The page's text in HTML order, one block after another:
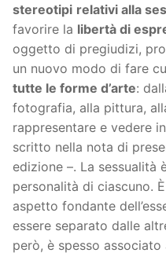
stereotipi relativi alla
favorire la libertà di
oggetto di pregiudizi,
un nuovo modo di fare
tutte le forme d’arte:
fotografia, alla pittura,
rappresentare e vedere
scritto nella nota di
edizione –. La sessualità
personalità di ciascuno.
aspetto fondante
essere separato dalle
però, è spesso associato